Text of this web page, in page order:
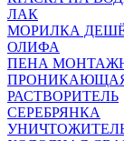
ЛАК
МОРИЛКА
ОЛИФА
ПЕНА
ПРОНИКАЮЩАЯ
РАСТВОРИТЕЛЬ
СЕРЕБРЯНКА